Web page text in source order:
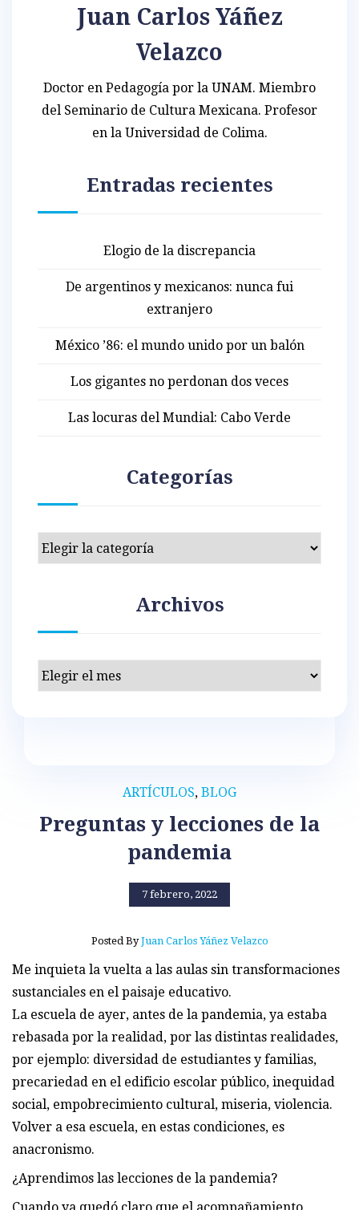
ARTÍCULOS, BLOG
Preguntas y lecciones de la
pandemia
7 febrero, 2022
Posted ByJuan Carlos Yáñez Velazco
Me inquieta la vuelta a las aulas sin transformaciones
sustanciales en el paisaje educativo.
La escuela de ayer, antes de la pandemia, ya estaba
rebasada por la realidad, por las distintas realidades,
por ejemplo: diversidad de estudiantes y familias,
precariedad en el edificio escolar público, inequidad
social, empobrecimiento cultural, miseria, violencia.
Volver a esa escuela, en estas condiciones, es
anacronismo.
¿Aprendimos las lecciones de la pandemia?
Juan Carlos Yáñez
Velazco
Doctor en Pedagogía por la UNAM. Miembro
del Seminario de Cultura Mexicana. Profesor
en la Universidad de Colima.
Entradas recientes
Elogio de la discrepancia
De argentinos y mexicanos: nunca fui
extranjero
México ’86: el mundo unido por un balón
Los gigantes no perdonan dos veces
Las locuras del Mundial: Cabo Verde
Categorías
Categorías
Archivos
Archivos